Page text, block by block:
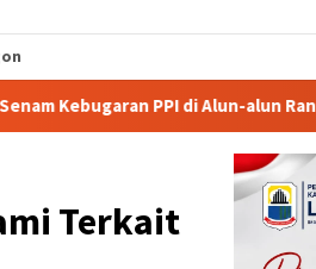
alun Rangkasbitung KUA-
Terkait